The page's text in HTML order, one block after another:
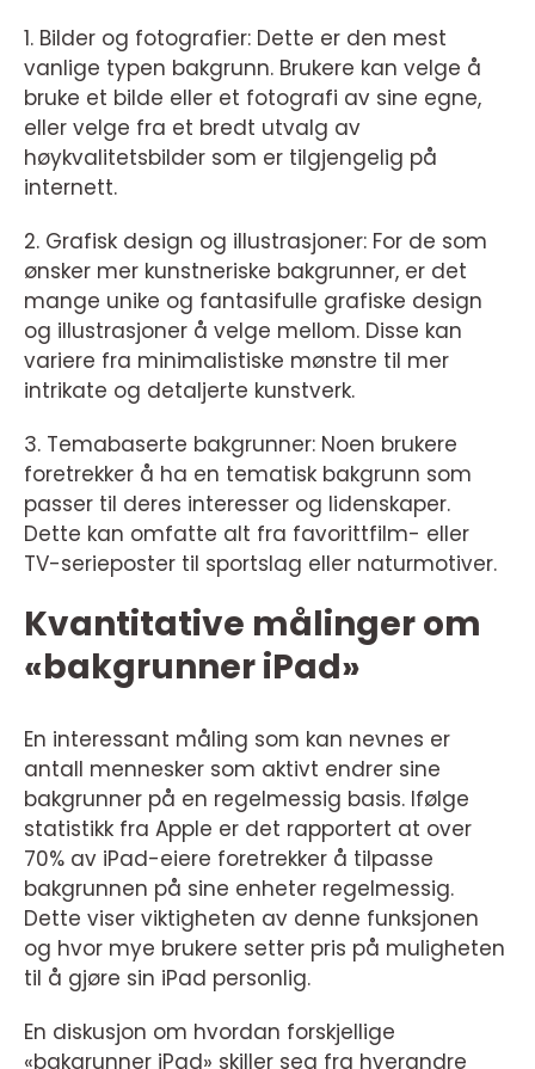
1. Bilder og fotografier: Dette er den mest
vanlige typen bakgrunn. Brukere kan velge å
bruke et bilde eller et fotografi av sine egne,
eller velge fra et bredt utvalg av
høykvalitetsbilder som er tilgjengelig på
internett.
2. Grafisk design og illustrasjoner: For de som
ønsker mer kunstneriske bakgrunner, er det
mange unike og fantasifulle grafiske design
og illustrasjoner å velge mellom. Disse kan
variere fra minimalistiske mønstre til mer
intrikate og detaljerte kunstverk.
3. Temabaserte bakgrunner: Noen brukere
foretrekker å ha en tematisk bakgrunn som
passer til deres interesser og lidenskaper.
Dette kan omfatte alt fra favorittfilm- eller
TV-serieposter til sportslag eller naturmotiver.
Kvantitative målinger om
«bakgrunner iPad»
En interessant måling som kan nevnes er
antall mennesker som aktivt endrer sine
bakgrunner på en regelmessig basis. Ifølge
statistikk fra Apple er det rapportert at over
70% av iPad-eiere foretrekker å tilpasse
bakgrunnen på sine enheter regelmessig.
Dette viser viktigheten av denne funksjonen
og hvor mye brukere setter pris på muligheten
til å gjøre sin iPad personlig.
En diskusjon om hvordan forskjellige
«bakgrunner iPad» skiller seg fra hverandre